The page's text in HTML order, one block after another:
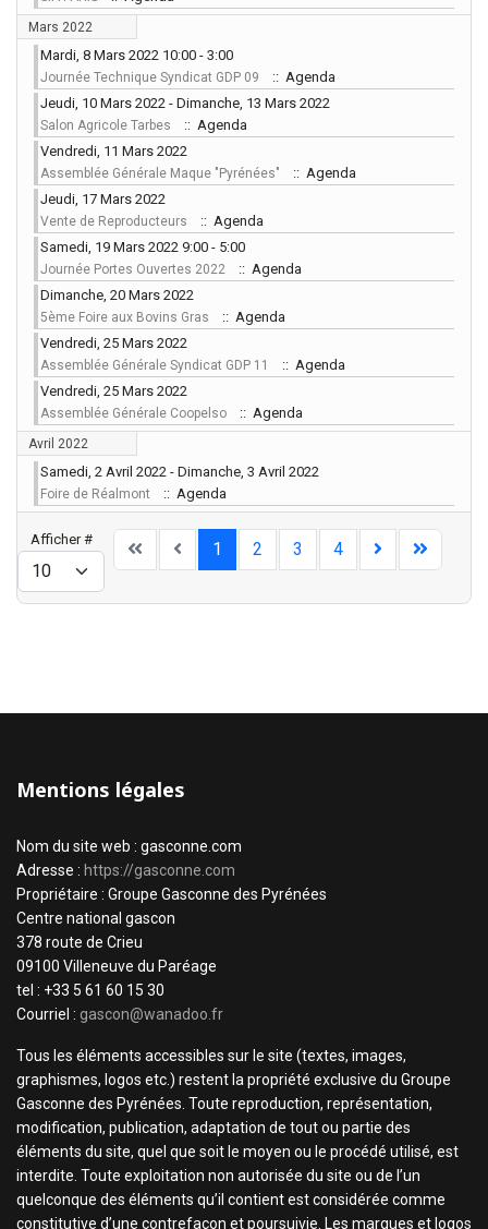
Mars 2022
Mardi, 8 Mars 2022 10:00 - 3:00
Journée Technique Syndicat GDP 09
:: Agenda
Jeudi, 10 Mars 2022 - Dimanche, 13 Mars 2022
Salon Agricole Tarbes
:: Agenda
Vendredi, 11 Mars 2022
Assemblée Générale Maque "Pyrénées"
:: Agenda
Jeudi, 17 Mars 2022
Vente de Reproducteurs
:: Agenda
Samedi, 19 Mars 2022 9:00 - 5:00
Journée Portes Ouvertes 2022
:: Agenda
Dimanche, 20 Mars 2022
5ème Foire aux Bovins Gras
:: Agenda
Vendredi, 25 Mars 2022
Assemblée Générale Syndicat GDP 11
:: Agenda
Vendredi, 25 Mars 2022
Assemblée Générale Coopelso :: Agenda
Avril 2022
Samedi, 2 Avril 2022 - Dimanche, 3 Avril 2022
Foire de Réalmont :: Agenda
Limite de la pagination
Afficher # 1 2 3 4
Mentions légales
Nom du site web : gasconne.com
Adresse : https://gasconne.com
Propriétaire : Groupe Gasconne des Pyrénées
Centre national gascon
378 route de Crieu
09100 Villeneuve du Paréage
tel : +33 5 61 60 15 30
Courriel : gascon@wanadoo.fr
Tous les éléments accessibles sur le site (textes, images,
graphismes, logos etc.) restent la propriété exclusive du Groupe
Gasconne des Pyrénées. Toute reproduction, représentation,
modification, publication, adaptation de tout ou partie des
éléments du site, quel que soit le moyen ou le procédé utilisé, est
interdite. Toute exploitation non autorisée du site ou de l’un
quelconque des éléments qu’il contient est considérée comme
constitutive d’une contrefaçon et poursuivie. Les marques et logos